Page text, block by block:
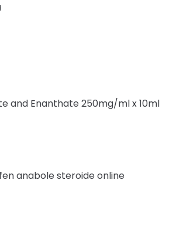
and Enanthate 250mg/ml x 10ml
anabole steroide online